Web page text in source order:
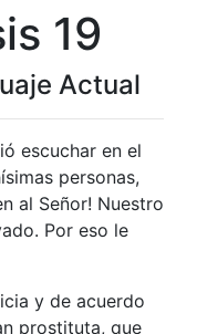
19
Actual
escuchar en el
personas,
al Señor! Nuestro
Por eso le
y de acuerdo
prostituta, que